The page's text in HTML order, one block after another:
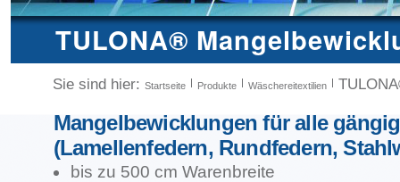
TULONA®
Sie sind hier: Startseite Produkte Wäschereitextilien
Mangelbewicklungen für alle
(Lamellenfedern, Rundfedern,
bis zu 500 cm Warenbreite